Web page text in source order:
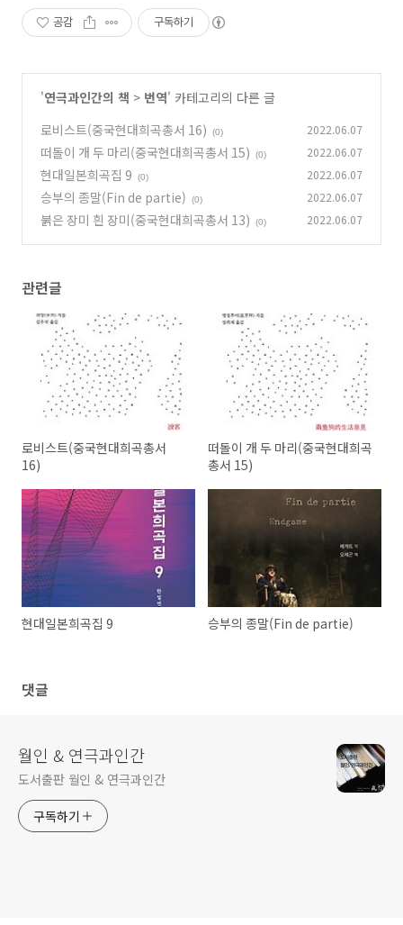
공감 구독하기
'연극과인간의 책 > 번역' 카테고리의 다른 글
로비스트(중국현대희곡총서 16)
(0) 2022.06.07
떠돌이 개 두 마리(중국현대희곡총서 15) (0) 2022.06.07
현대일본희곡집 9 (0) 2022.06.07
승부의 종말(Fin de partie) (0) 2022.06.07
붉은 장미 흰 장미(중국현대희곡총서 13) (0) 2022.06.07
관련글
로비스트(중국현대희곡총서
16)
떠돌이 개 두 마리(중국현대희곡
총서 15)
현대일본희곡집 9 승부의 종말(Fin de partie)
댓글
월인 & 연극과인간
도서출판 월인 & 연극과인간
구독하기